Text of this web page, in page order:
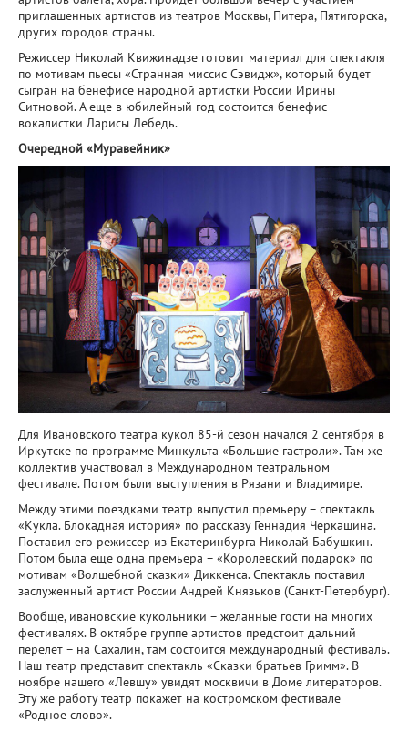
приглашенных артистов из театров Москвы, Питера, Пятигорска,
других городов страны.
Режиссер Николай Квижинадзе готовит материал для спектакля
по мотивам пьесы «Странная миссис Сэвидж», который будет
сыгран на бенефисе народной артистки России Ирины
Ситновой. А еще в юбилейный год состоится бенефис
вокалистки Ларисы Лебедь.
Очередной «Муравейник»
Для Ивановского театра кукол 85-й сезон начался 2 сентября в
Иркутске по программе Минкульта «Большие гастроли». Там же
коллектив участвовал в Международном театральном
фестивале. Потом были выступления в Рязани и Владимире.
Между этими поездками театр выпустил премьеру – спектакль
«Кукла. Блокадная история» по рассказу Геннадия Черкашина.
Поставил его режиссер из Екатеринбурга Николай Бабушкин.
Потом была еще одна премьера – «Королевский подарок» по
мотивам «Волшебной сказки» Диккенса. Спектакль поставил
заслуженный артист России Андрей Князьков (Санкт-Петербург).
Вообще, ивановские кукольники – желанные гости на многих
фестивалях. В октябре группе артистов предстоит дальний
перелет – на Сахалин, там состоится международный фестиваль.
Наш театр представит спектакль «Сказки братьев Гримм». В
ноябре нашего «Левшу» увидят москвичи в Доме литераторов.
Эту же работу театр покажет на костромском фестивале
«Родное слово».